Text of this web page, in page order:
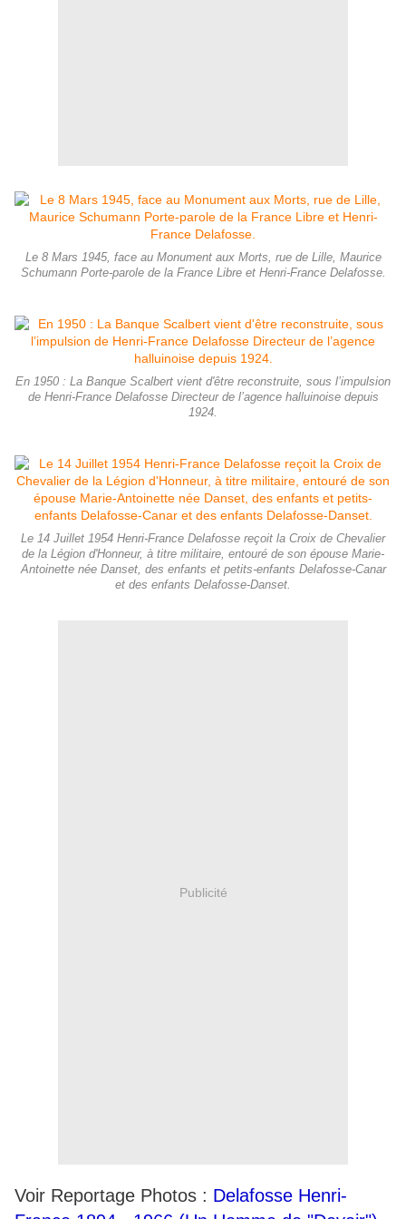
Le 8 Mars 1945, face au Monument aux Morts, rue de Lille, Maurice
Schumann Porte-parole de la France Libre et Henri-France Delafosse.
En 1950 : La Banque Scalbert vient d'être reconstruite, sous l’impulsion
de Henri-France Delafosse Directeur de l’agence halluinoise depuis
1924.
Le 14 Juillet 1954 Henri-France Delafosse reçoit la Croix de Chevalier
de la Légion d'Honneur, à titre militaire, entouré de son épouse Marie-
Antoinette née Danset, des enfants et petits-enfants Delafosse-Canar
et des enfants Delafosse-Danset.
Publicité
Voir Reportage Photos : Delafosse Henri-